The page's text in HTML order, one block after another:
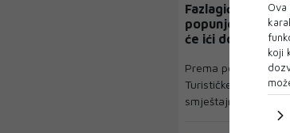
Fazlagić:
popunjenost
će ići do 97
Prema posljednjim
Turističke zajednice
smještajnih ob...
koji